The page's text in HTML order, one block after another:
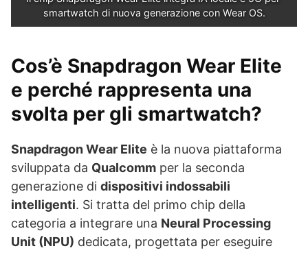
smartwatch di nuova generazione con Wear OS.
Cos’è Snapdragon Wear Elite
e perché rappresenta una
svolta per gli smartwatch?
Snapdragon Wear Elite è la nuova piattaforma
sviluppata da Qualcomm per la seconda
generazione di dispositivi indossabili
intelligenti. Si tratta del primo chip della
categoria a integrare una Neural Processing
Unit (NPU) dedicata, progettata per eseguire